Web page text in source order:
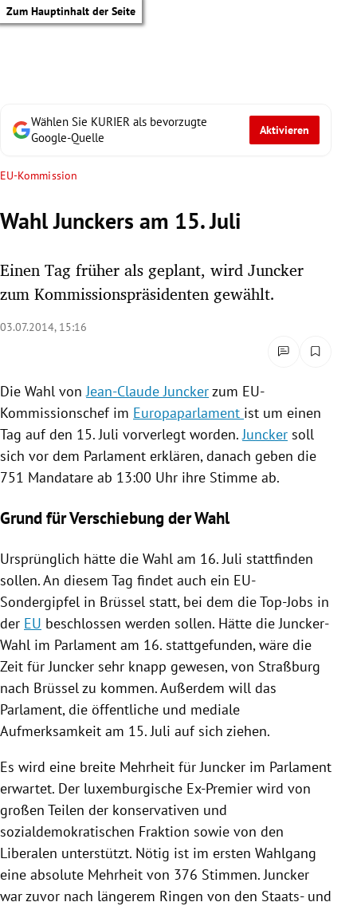
Zum Hauptinhalt der Seite
Untermenü
Untermenü
Untermenü
Untermenü
Untermenü
Untermenü
Untermenü
Untermenü
Wählen Sie KURIER als bevorzugte
Google-Quelle
Aktivieren
EU-Kommission
Wahl Junckers am 15. Juli
Einen Tag früher als geplant, wird Juncker
zum Kommissionspräsidenten gewählt.
03.07.2014, 15:16
Die Wahl von Jean-Claude Junckerzum EU-
Kommissionschef im Europaparlament ist um einen
Tag auf den 15. Juli vorverlegt worden. Juncker soll
sich vor dem Parlament erklären, danach geben die
751 Mandatare ab 13:00 Uhr ihre Stimme ab.
Grund für Verschiebung der Wahl
Ursprünglich hätte die Wahl am 16. Juli stattfinden
sollen. An diesem Tag findet auch ein EU-
Sondergipfel in Brüssel statt, bei dem die Top-Jobs in
der EU beschlossen werden sollen. Hätte die Juncker-
Wahl im Parlament am 16. stattgefunden, wäre die
Zeit für Juncker sehr knapp gewesen, von Straßburg
nach Brüssel zu kommen. Außerdem will das
Parlament, die öffentliche und mediale
Aufmerksamkeit am 15. Juli auf sich ziehen.
Es wird eine breite Mehrheit für Juncker im Parlament
erwartet. Der luxemburgische Ex-Premier wird von
großen Teilen der konservativen und
sozialdemokratischen Fraktion sowie von den
Liberalen unterstützt. Nötig ist im ersten Wahlgang
eine absolute Mehrheit von 376 Stimmen. Juncker
war zuvor nach längerem Ringen von den Staats- und